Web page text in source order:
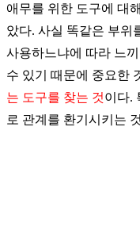
애무를 위한 도구에 대
았다. 사실 똑같은 부위
사용하느냐에 따라 느
수 있기 때문에 중요한
는 도구를 찾는 것이다.
로 관계를 환기시키는